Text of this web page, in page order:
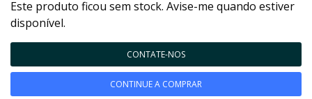
Este produto ficou sem stock. Avise-me quando estiver
disponível.
CONTATE-NOS
CONTINUE A COMPRAR